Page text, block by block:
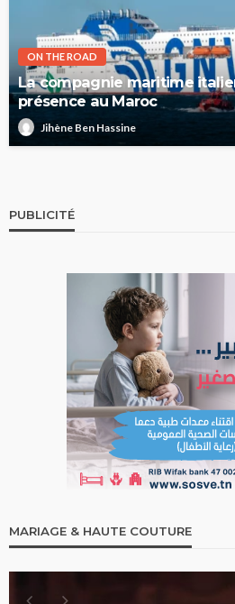
ON THE ROAD
La compagnie maritime
présence au Maroc
Jihène Ben Hassine
PUBLICITÉ
MARIAGE & HAUTE COUTURE